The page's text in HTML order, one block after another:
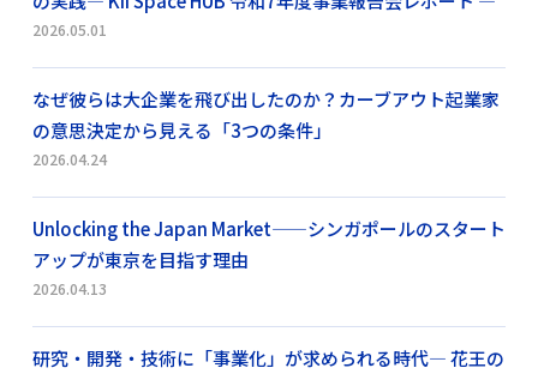
2026.05.01
なぜ彼らは大企業を飛び出したのか？カーブアウト起業家
の意思決定から見える「3つの条件」
2026.04.24
Unlocking the Japan Market——シンガポールのスタート
アップが東京を目指す理由
2026.04.13
研究・開発・技術に「事業化」が求められる時代― 花王の